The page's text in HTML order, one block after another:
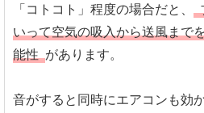
「コトコト」程度の場合だと、
いって空気の吸入から送風まで
能性 があります。
音がすると同時にエアコンも効